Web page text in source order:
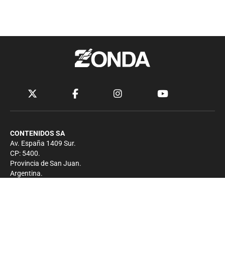
CONTENIDOS SA
Av. España 1409 Sur.
CP: 5400.
Provincia de San Juan.
Argentina.